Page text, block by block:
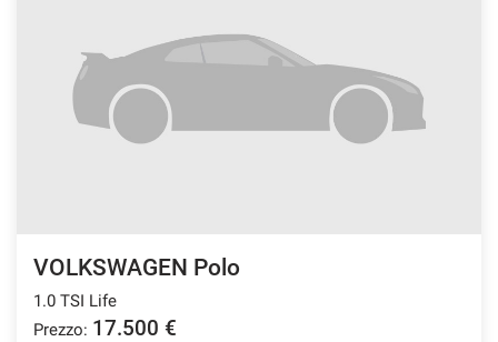
VOLKSWAGEN Polo
1.0 TSI Life
Prezzo: 17.500 €